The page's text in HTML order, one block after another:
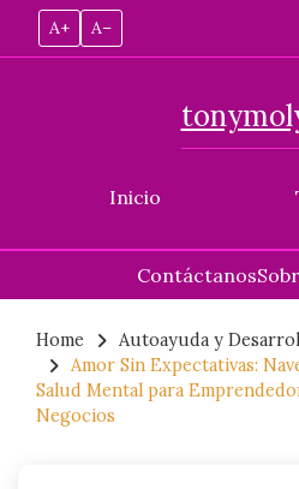
A+ A–
Inicio
Contáctanos
content
Home
Autoayuda y
Amor Sin Expectativas:
Salud Mental para
Negocios